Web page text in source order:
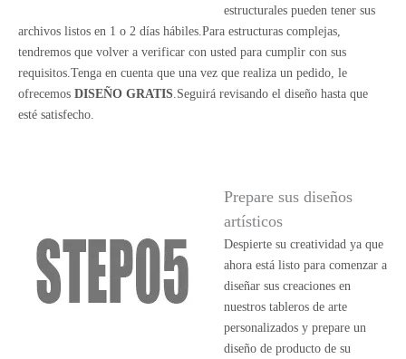
estructurales pueden tener sus
archivos listos en 1 o 2 días hábiles.Para estructuras complejas,
tendremos que volver a verificar con usted para cumplir con sus
requisitos.Tenga en cuenta que una vez que realiza un pedido, le
ofrecemos DISEÑO GRATIS.Seguirá revisando el diseño hasta que
esté satisfecho.
Prepare sus diseños
artísticos
Despierte su creatividad ya que
ahora está listo para comenzar a
diseñar sus creaciones en
nuestros tableros de arte
personalizados y prepare un
diseño de producto de su